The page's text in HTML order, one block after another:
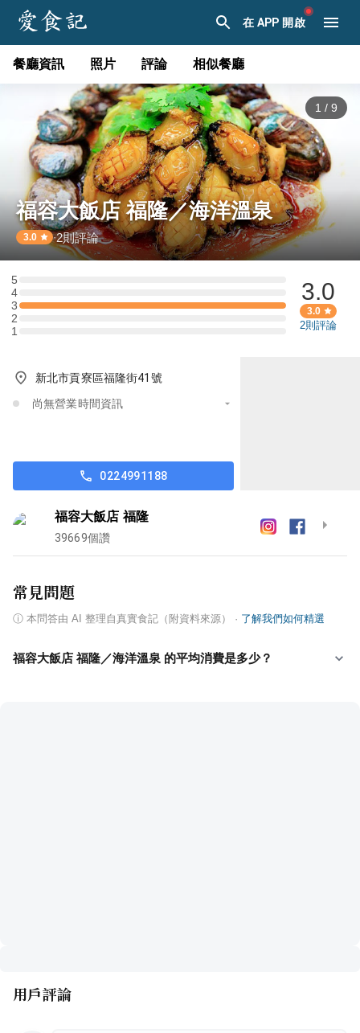
在 APP 開啟
餐廳資訊 照片 評論 相似餐廳
1 / 9
福容大飯店 福隆／海洋溫泉
3.0 ·2則評論
5
5 星：0 則評論
4
4 星：0 則評論
3
3 星：1 則評論
2
2 星：0 則評論
11 星：0 則評論
3.0
3.0
2則評論
新北市貢寮區福隆街41號
尚無營業時間資訊
0224991188
福容大飯店 福隆
39669個讚
常見問題
ⓘ 本問答由 AI 整理自真實食記（附資料來源） · 了解我們如何精選
福容大飯店 福隆／海洋溫泉 的平均消費是多少？
用戶評論